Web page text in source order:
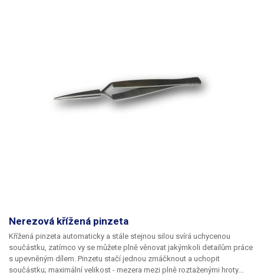
Nerezová křížená pinzeta
Křížená pinzeta automaticky a stále stejnou silou svírá uchycenou
součástku, zatímco vy se můžete plně věnovat jakýmkoli detailům práce
s upevněným dílem. Pinzetu stačí jednou zmáčknout a uchopit
součástku; maximální velikost - mezera mezi plně roztaženými hroty